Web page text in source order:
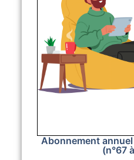
Abonnement
(n°67